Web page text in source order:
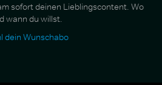
sofort deinen Lieblingscontent. Wo
wann du willst.
dein Wunschabo